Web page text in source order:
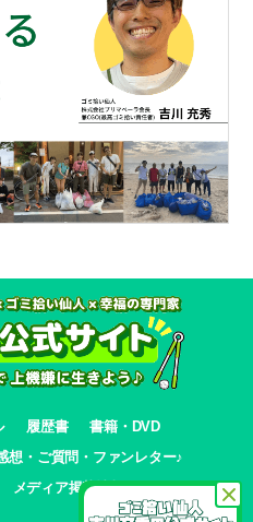
履歴書
書籍・DVD
想・ご質問・ファンレター♪
メディア掲載情報